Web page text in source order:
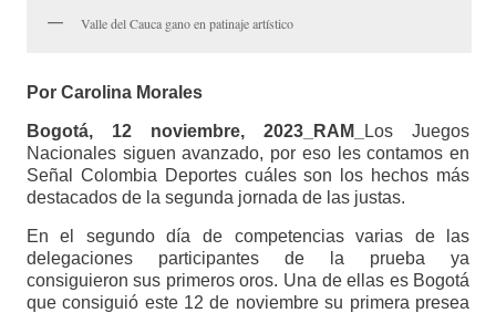
Valle del Cauca gano en patinaje artístico
Por Carolina Morales
Bogotá, 12 noviembre, 2023_RAM_
Los Juegos
Nacionales siguen avanzado, por eso les contamos en
Señal Colombia Deportes cuáles son los hechos más
destacados de la segunda jornada de las justas.
En el segundo día de competencias varias de las
delegaciones participantes de la prueba ya
consiguieron sus primeros oros. Una de ellas es Bogotá
que consiguió este 12 de noviembre su primera presea